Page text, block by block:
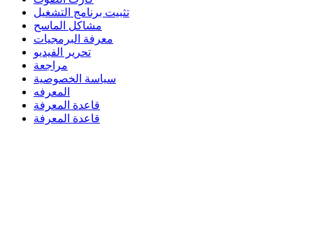
تثبيت برنامج التشغيل
مشاكل الماسح
معرفة البرمجيات
تحرير الفيديو
مراجعة
سياسة الخصوصية
المعرفه
قاعدة المعرفة
قاعدة المعرفة